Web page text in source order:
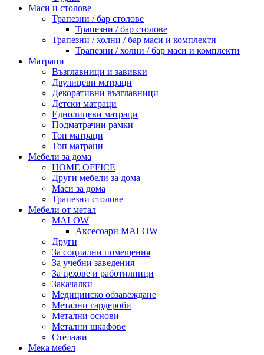
Маси и столове
Трапезни / бар столове
Трапезни / бар столове
Трапезни / холни / бар маси и комплекти
Трапезни / холни / бар маси и комплекти
Матраци
Възглавници и завивки
Двулицеви матраци
Декоративни възглавници
Детски матраци
Еднолицеви матраци
Подматрачни рамки
Топ матраци
Топ матраци
Мебели за дома
HOME OFFICE
Други мебели за дома
Маси за дома
Трапезни столове
Мебели от метал
MALOW
Аксесоари MALOW
Други
За социални помещения
За учебни заведения
За цехове и работилници
Закачалки
Медицинско обзавеждане
Метални гардероби
Метални основи
Метални шкафове
Стелажи
Мека мебел